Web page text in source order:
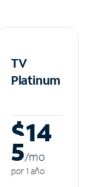
TV
Platinum
$14
5/mo
por 1 año